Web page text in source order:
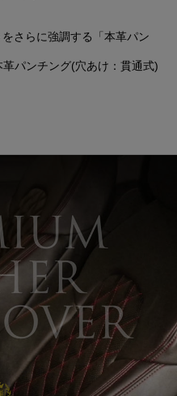
さらに強調する「本革パン
パンチング(穴あけ：貫通式)